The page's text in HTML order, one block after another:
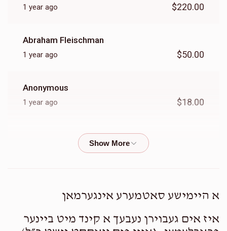
1 year ago $220.00
Abraham Fleischman
1 year ago $50.00
Anonymous
1 year ago $18.00
$101.00
קרע שטן
לע״נ א״מ שרה בת ר׳ אברהם
א היימישע סאטמערע אינגערמאן
איז אים געבוירן נעבעך א קינד מיט ביינער